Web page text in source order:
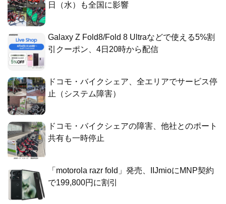
日（水）も全国に影響
Galaxy Z Fold8/Fold 8 Ultraなどで使える5%割
引クーポン、4日20時から配信
ドコモ・バイクシェア、全エリアでサービス停
止（システム障害）
ドコモ・バイクシェアの障害、他社とのポート
共有も一時停止
「motorola razr fold」発売、IIJmioにMNP契約
で199,800円に割引